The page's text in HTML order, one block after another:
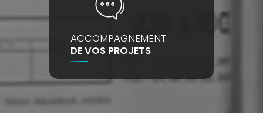
ACCOMPAGNEMENT
DE VOS PROJETS